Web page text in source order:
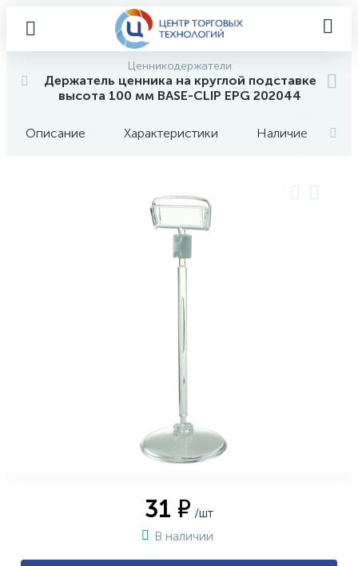
Ценникодержатели
Держатель ценника на круглой подставке
высота 100 мм BASE-CLIP EPG 202044
Описание Характеристики Наличие
31 ₽ /шт
В наличии